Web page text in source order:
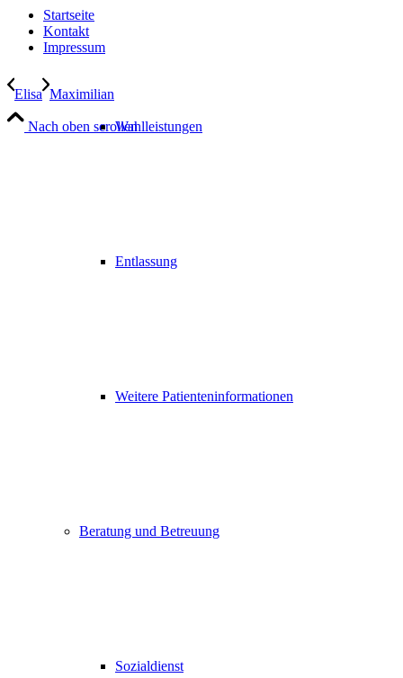
Wahlleistungen
Entlassung
Weitere Patienteninformationen
Beratung und Betreuung
Sozialdienst
Startseite
Kontakt
Impressum
Elisa Maximilian
Nach oben scrollen